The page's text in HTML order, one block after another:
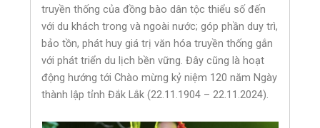
truyền thống của đồng bào dân tộc thiểu số đến
với du khách trong và ngoài nước; góp phần duy trì,
bảo tồn, phát huy giá trị văn hóa truyền thống gắn
với phát triển du lịch bền vững. Đây cũng là hoạt
động hướng tới Chào mừng kỷ niệm 120 năm Ngày
thành lập tỉnh Đắk Lắk (22.11.1904 – 22.11.2024).